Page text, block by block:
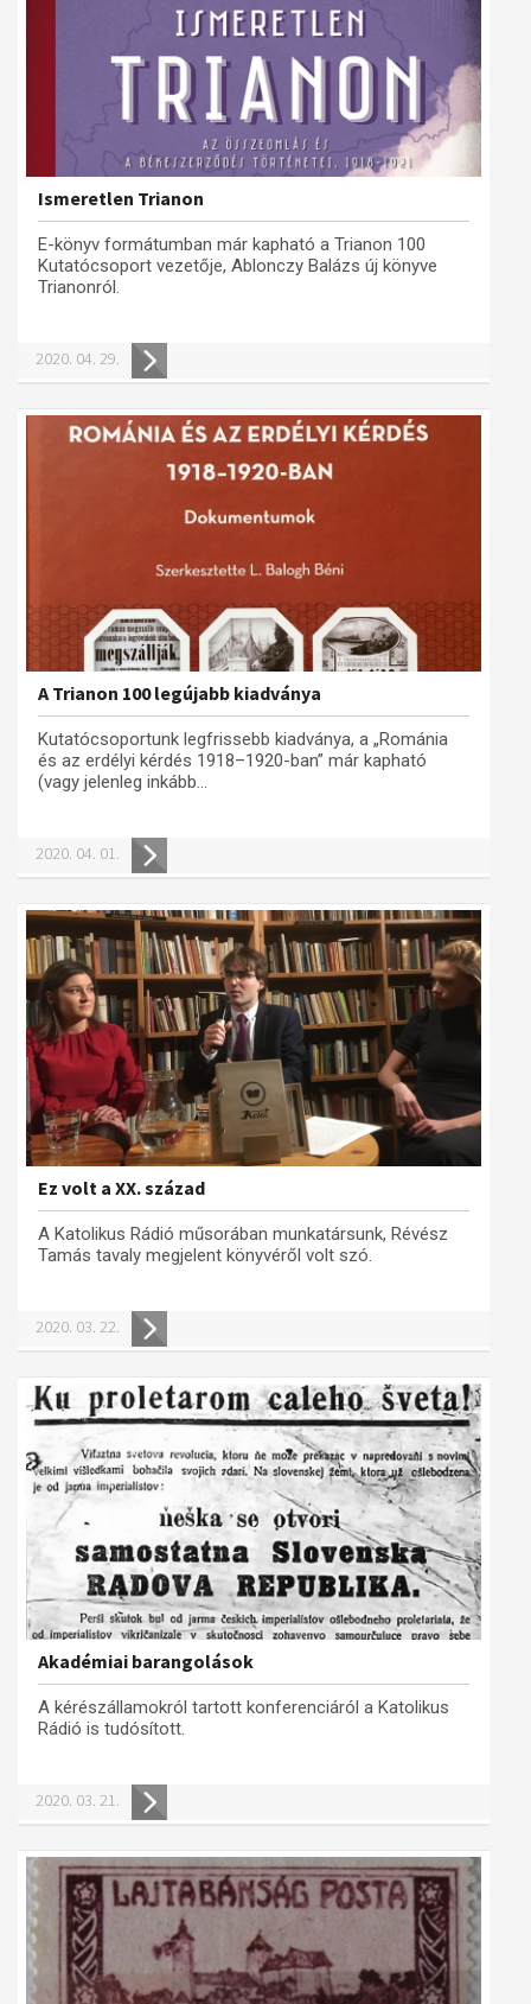
Ismeretlen Trianon
E-könyv formátumban már kapható a Trianon 100
Kutatócsoport vezetője, Ablonczy Balázs új könyve
Trianonról.
2020. 04. 29.
A Trianon 100 legújabb kiadványa
Kutatócsoportunk legfrissebb kiadványa, a „Románia
és az erdélyi kérdés 1918–1920-ban” már kapható
(vagy jelenleg inkább...
2020. 04. 01.
Ez volt a XX. század
A Katolikus Rádió műsorában munkatársunk, Révész
Tamás tavaly megjelent könyvéről volt szó.
2020. 03. 22.
Akadémiai barangolások
A kérészállamokról tartott konferenciáról a Katolikus
Rádió is tudósított.
2020. 03. 21.